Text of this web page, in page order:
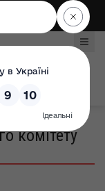
комітету